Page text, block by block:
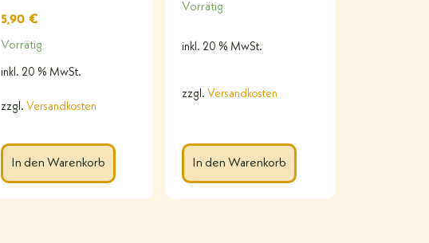
5,90€
Vorrätig
inkl. 20 % MwSt.
zzgl. Versandkosten
In den Warenkorb
Vorrätig
inkl. 20 % MwSt.
zzgl. Versandkosten
In den Warenkorb